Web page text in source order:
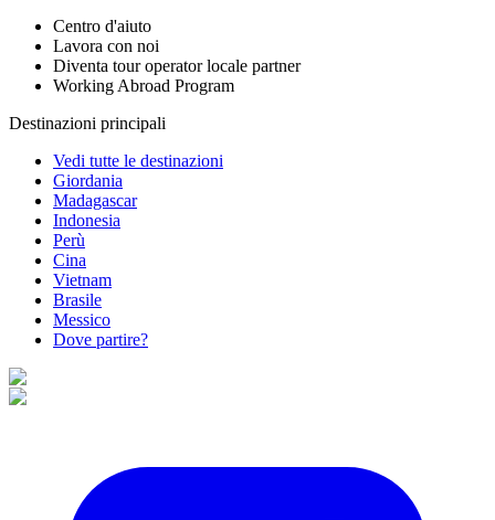
Centro d'aiuto
Lavora con noi
Diventa tour operator locale partner
Working Abroad Program
Destinazioni principali
Vedi tutte le destinazioni
Giordania
Madagascar
Indonesia
Perù
Cina
Vietnam
Brasile
Messico
Dove partire?